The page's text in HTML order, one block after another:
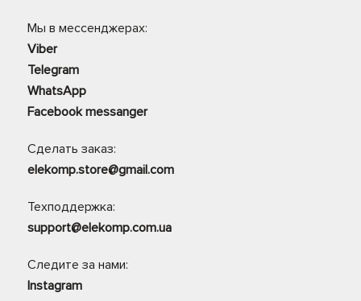
Мы в мессенджерах:
Viber
Telegram
WhatsApp
Facebook messanger
Сделать заказ:
elekomp.store@gmail.com
Техподдержка:
support@elekomp.com.ua
Следите за нами:
Instagram